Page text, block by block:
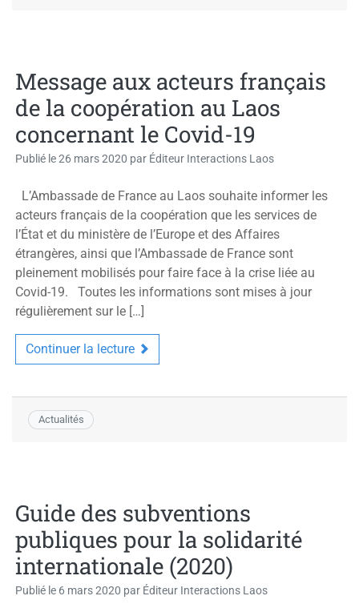
Message aux acteurs français
de la coopération au Laos
concernant le Covid-19
Publié le26 mars 2020 par Éditeur Interactions Laos
L’Ambassade de France au Laos souhaite informer les
acteurs français de la coopération que les services de
l’État et du ministère de l’Europe et des Affaires
étrangères, ainsi que l’Ambassade de France sont
pleinement mobilisés pour faire face à la crise liée au
Covid-19. Toutes les informations sont mises à jour
régulièrement sur le […]
Continuer la lecture
Actualités
Guide des subventions
publiques pour la solidarité
internationale (2020)
Publié le 6 mars 2020 par Éditeur Interactions Laos